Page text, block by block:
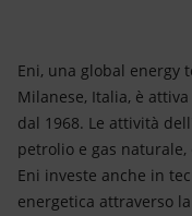
Eni, una global energy
Milanese, Italia, è
dal 1968. Le attività
petrolio e gas
Eni investe anche in
energetica attraverso